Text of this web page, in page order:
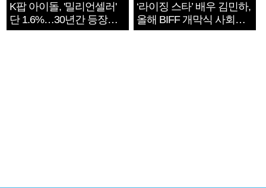
K팝 아이돌, '밀리언셀러'
단 1.6%…30년간 등장
1182개팀 전수조사
‘라이징 스타’ 배우 김민하,
올해 BIFF 개막식 사회자
확정